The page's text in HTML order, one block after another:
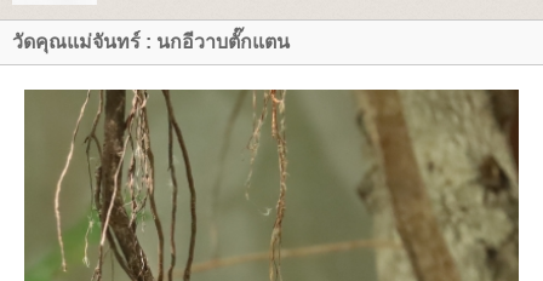
วัดคุณแม่จันทร์ : นกอีวาบตั๊กแตน